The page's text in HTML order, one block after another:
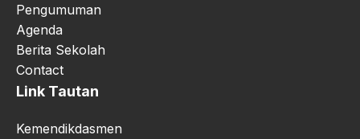
Pengumuman
Agenda
Berita Sekolah
Contact
Link Tautan
Kemendikdasmen